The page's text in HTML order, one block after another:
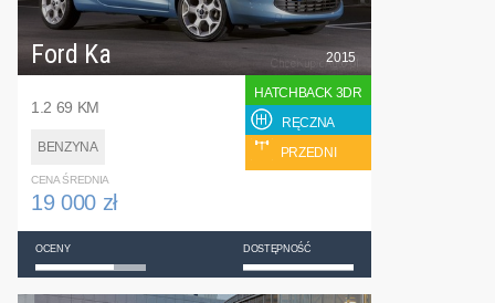
Ford Ka
1.2 69 KM
BENZYNA
2015
HATCHBACK 3DR
RĘCZNA
PRZEDNI
CENA ŚREDNIA
19 000 zł
OCENY DOSTĘPNOŚĆ